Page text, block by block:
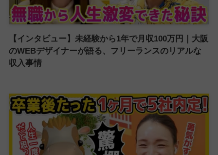
【インタビュー】未経験から1年で月収100万円｜大阪
のWEBデザイナーが語る、フリーランスのリアルな
収入事情